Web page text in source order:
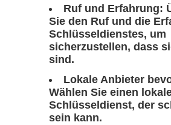
Ruf und Erfahrung:
Sie den Ruf und die
Schlüsseldienstes, um
sicherzustellen, dass
sind.
Lokale Anbieter
Wählen Sie einen
Schlüsseldienst, der
sein kann.